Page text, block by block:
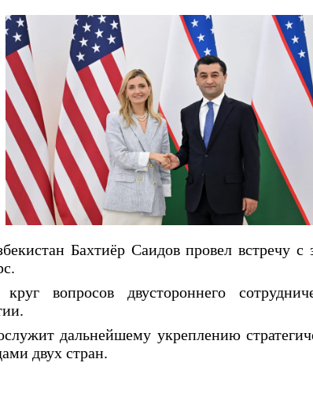
Бахтиёр Саидов провел встречу
вопросов двустороннего
дальнейшему укреплению
двух стран.